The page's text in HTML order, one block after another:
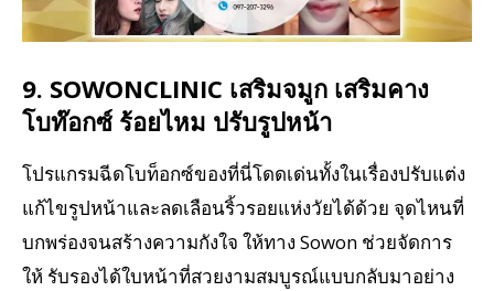
9. SOWONCLINIC เสริมจมูก เสริมคาง
โบท๊อกซ์ ร้อยไหม ปรับรูปหน้า
โปรแกรมฉีดโบท็อกซ์ของที่นี่โดดเด่นทั้งในเรื่องปรับแต่ง
แก้ไขรูปหน้าและลดเลือนริ้วรอยแห่งวัยได้ด้วย จุดไหนที่
บกพร่องจนสร้างความกังใจ ให้ทาง Sowon ช่วยจัดการ
ให้ รับรองได้ใบหน้าที่สวยงามสมบูรณ์แบบกลับมาอย่าง